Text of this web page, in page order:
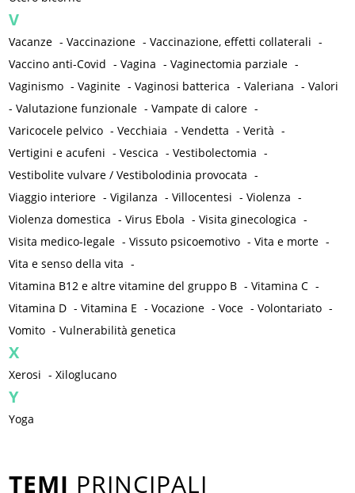
V
Vacanze -Vaccinazione -Vaccinazione, effetti collaterali -
Vaccino anti-Covid -Vagina -Vaginectomia parziale -
Vaginismo -Vaginite -Vaginosi batterica -Valeriana -Valori
-Valutazione funzionale -Vampate di calore -
Varicocele pelvico -Vecchiaia -Vendetta -Verità -
Vertigini e acufeni -Vescica -Vestibolectomia -
Vestibolite vulvare / Vestibolodinia provocata -
Viaggio interiore -Vigilanza -Villocentesi -Violenza -
Violenza domestica -Virus Ebola -Visita ginecologica -
Visita medico-legale -Vissuto psicoemotivo -Vita e morte -
Vita e senso della vita -
Vitamina B12 e altre vitamine del gruppo B -Vitamina C -
Vitamina D -Vitamina E -Vocazione -Voce -Volontariato -
Vomito -Vulnerabilità genetica
X
Xerosi -Xiloglucano
Y
Yoga
TEMI PRINCIPALI